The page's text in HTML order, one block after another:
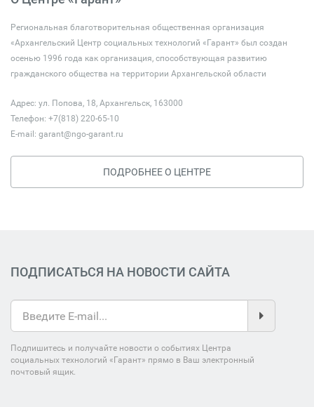
Региональная благотворительная общественная организация
«Архангельский Центр социальных технологий «Гарант» был создан
осенью 1996 года как организация, способствующая развитию
гражданского общества на территории Архангельской области
Адрес: ул. Попова, 18, Архангельск, 163000
Телефон: +7(818) 220-65-10
E-mail: garant@ngo-garant.ru
ПОДРОБНЕЕ О ЦЕНТРЕ
ПОДПИСАТЬСЯ НА НОВОСТИ САЙТА
Подпишитесь и получайте новости о событиях Центра
социальных технологий «Гарант» прямо в Ваш электронный
почтовый ящик.